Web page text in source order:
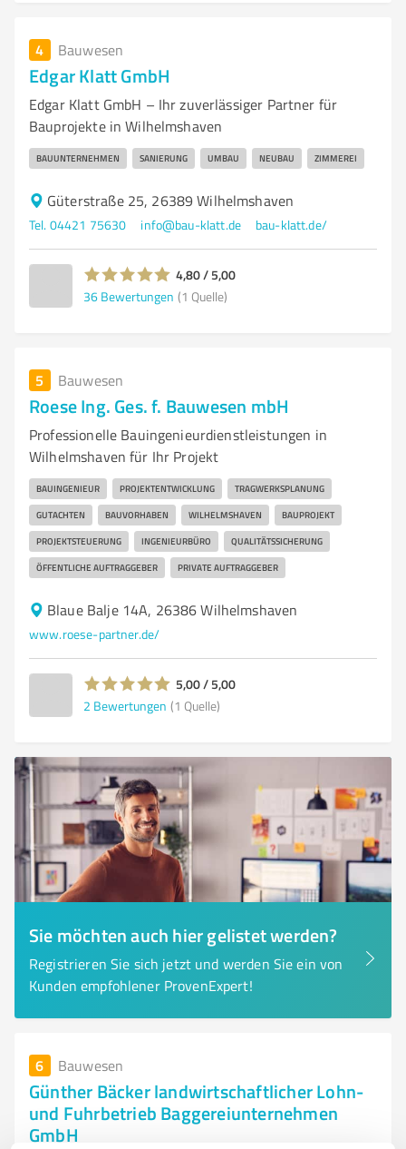
4 Bauwesen
Edgar Klatt GmbH
Edgar Klatt GmbH – Ihr zuverlässiger Partner für
Bauprojekte in Wilhelmshaven
BAUUNTERNEHMEN SANIERUNG UMBAU NEUBAU ZIMMEREI
Güterstraße 25, 26389 Wilhelmshaven
Tel. 04421 75630 info@bau-klatt.de bau-klatt.de/
4,80 / 5,00
36 Bewertungen (1 Quelle)
5 Bauwesen
Roese Ing. Ges. f. Bauwesen mbH
Professionelle Bauingenieurdienstleistungen in
Wilhelmshaven für Ihr Projekt
BAUINGENIEUR PROJEKTENTWICKLUNG TRAGWERKSPLANUNG
GUTACHTEN BAUVORHABEN WILHELMSHAVEN BAUPROJEKT
PROJEKTSTEUERUNG INGENIEURBÜRO QUALITÄTSSICHERUNG
ÖFFENTLICHE AUFTRAGGEBER PRIVATE AUFTRAGGEBER
Blaue Balje 14A, 26386 Wilhelmshaven
www.roese-partner.de/
5,00 / 5,00
2 Bewertungen (1 Quelle)
Sie möchten auch hier gelistet werden?
Registrieren Sie sich jetzt und werden Sie ein von
Kunden empfohlener ProvenExpert!
6 Bauwesen
Günther Bäcker landwirtschaftlicher Lohn-
und Fuhrbetrieb Baggereiunternehmen
GmbH